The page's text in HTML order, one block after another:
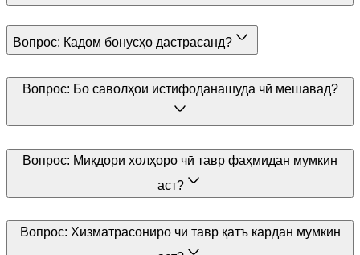
Вопрос: Кадом бонусҳо дастрасанд?
Вопрос: Бо саволҳои истифоданашуда чӣ мешавад?
Вопрос: Миқдори холҳоро чӣ тавр фаҳмидан мумкин
аст?
Вопрос: Хизматрасониро чӣ тавр қатъ кардан мумкин